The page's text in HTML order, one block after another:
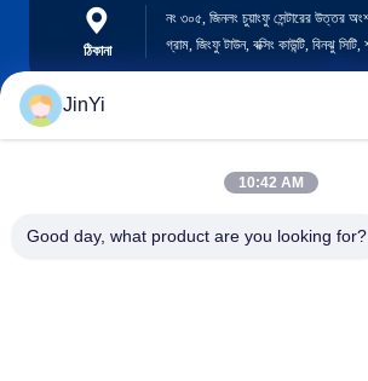
ঠিকানা
নং ৩০৫, জিনলং চুয়াংফু সেন্টারের উত্তর
গ্রাম, জিংফু টাউন, বক্সিং কাউন্টি, বিনঝু
chenshasha1867@gmail.com
JinYi
10:42 AM
Good day, what product are you looking for?